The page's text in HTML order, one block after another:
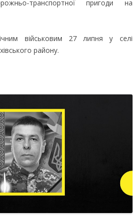
транспортної пригоди на
військовим 27 липня у селі
району.